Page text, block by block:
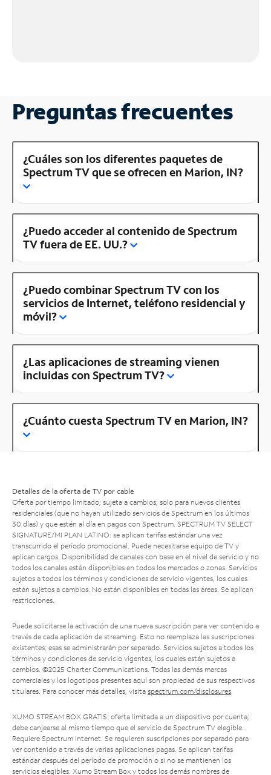
Preguntas frecuentes
¿Cuáles son los diferentes paquetes de
Spectrum TV que se ofrecen en Marion, IN?
¿Puedo acceder al contenido de Spectrum
TV fuera de EE. UU.?
¿Puedo combinar Spectrum TV con los
servicios de Internet, teléfono residencial y
móvil?
¿Las aplicaciones de streaming vienen
incluidas con Spectrum TV?
¿Cuánto cuesta Spectrum TV en Marion, IN?
Detalles de la oferta de TV por cable
Oferta por tiempo limitado; sujeta a cambios; solo para nuevos clientes
residenciales (que no hayan utilizado servicios de Spectrum en los últimos
30 días) y que estén al día en pagos con Spectrum. SPECTRUM TV SELECT
SIGNATURE/MI PLAN LATINO: se aplican tarifas estándar una vez
transcurrido el período promocional. Puede necesitarse equipo de TV y
aplican cargos. Disponibilidad de canales con base en el nivel de servicio y no
todos los canales están disponibles en todos los mercados o zonas. Servicios
sujetos a todos los términos y condiciones de servicio vigentes, los cuales
están sujetos a cambios. No están disponibles en todas las áreas. Se aplican
restricciones.
Puede solicitarse la activación de una nueva suscripción para ver contenido a
través de cada aplicación de streaming. Esto no reemplaza las suscripciones
existentes; esas se administrarán por separado. Servicios sujetos a todos los
términos y condiciones de servicio vigentes, los cuales están sujetos a
cambios. ©2025 Charter Communications. Todas las demás marcas
comerciales y los logotipos presentes aquí son propiedad de sus respectivos
titulares. Para conocer más detalles, visita spectrum.com/disclosures.
XUMO STREAM BOX GRATIS: oferta limitada a un dispositivo por cuenta;
debe canjearse al mismo tiempo que el servicio de Spectrum TV elegible.
Requiere Spectrum Internet. Se requieren suscripciones por separado para
ver contenido a través de varias aplicaciones pagas. Se aplican tarifas
estándar después del período de promoción o si no se mantienen los
servicios elegibles. Xumo Stream Box y todos los demás nombres de